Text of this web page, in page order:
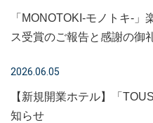
「MONOTOKI-モノトキ-
ス受賞のご報告と感謝の御
2026.06.05
【新規開業ホテル】「
知らせ